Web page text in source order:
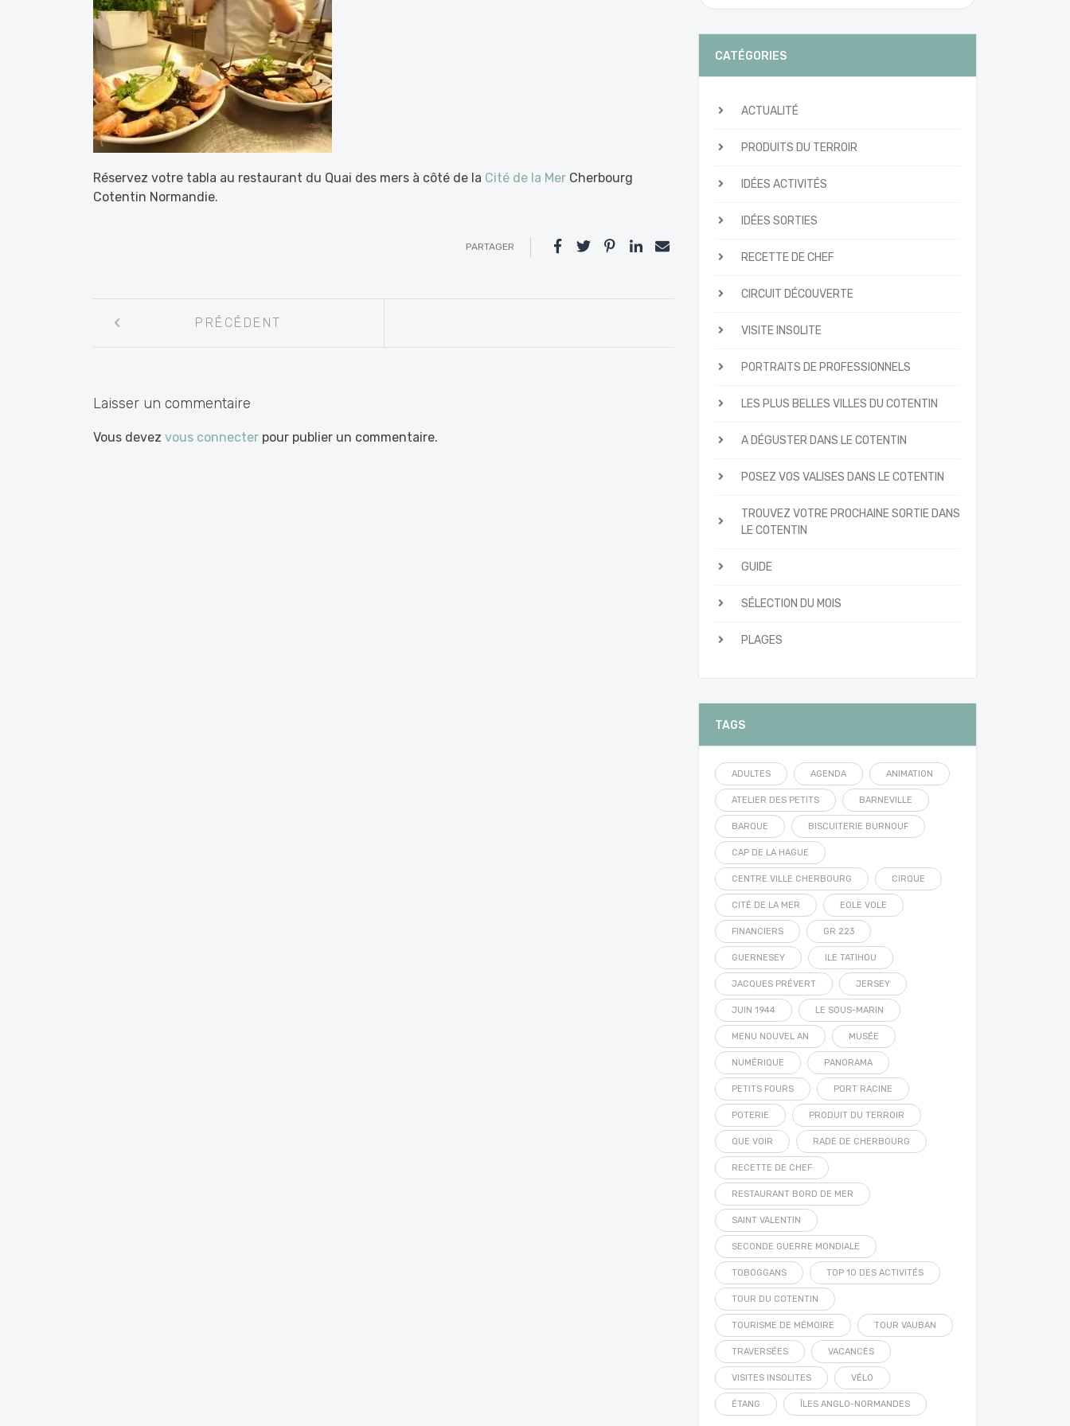
Réservez votre tabla au restaurant du Quai des mers à côté de la Cité de la Mer Cherbourg
Cotentin Normandie.
PARTAGER
entre
PRÉCÉDENT
Laisser un commentaire
Vous devez vous connecter pour publier un commentaire.
CATÉGORIES
ACTUALITÉ
PRODUITS DU TERROIR
IDÉES ACTIVITÉS
IDÉES SORTIES
RECETTE DE CHEF
CIRCUIT DÉCOUVERTE
VISITE INSOLITE
PORTRAITS DE PROFESSIONNELS
LES PLUS BELLES VILLES DU COTENTIN
A DÉGUSTER DANS LE COTENTIN
POSEZ VOS VALISES DANS LE COTENTIN
TROUVEZ VOTRE PROCHAINE SORTIE DANS
LE COTENTIN
GUIDE
SÉLECTION DU MOIS
PLAGES
TAGS
ADULTES AGENDA ANIMATION
ATELIER DES PETITS BARNEVILLE
BARQUE BISCUITERIE BURNOUF
CAP DE LA HAGUE
CENTRE VILLE CHERBOURG CIRQUE
CITÉ DE LA MER EOLE VOLE
FINANCIERS GR 223
GUERNESEY ILE TATIHOU
JACQUES PRÉVERT JERSEY
JUIN 1944 LE SOUS-MARIN
MENU NOUVEL AN MUSÉE
NUMÉRIQUE PANORAMA
PETITS FOURS PORT RACINE
POTERIE PRODUIT DU TERROIR
QUE VOIR RADE DE CHERBOURG
RECETTE DE CHEF
RESTAURANT BORD DE MER
SAINT VALENTIN
SECONDE GUERRE MONDIALE
TOBOGGANS TOP 10 DES ACTIVITÉS
TOUR DU COTENTIN
TOURISME DE MÉMOIRE TOUR VAUBAN
TRAVERSÉES VACANCES
VISITES INSOLITES VÉLO
ÉTANG ÎLES ANGLO-NORMANDES